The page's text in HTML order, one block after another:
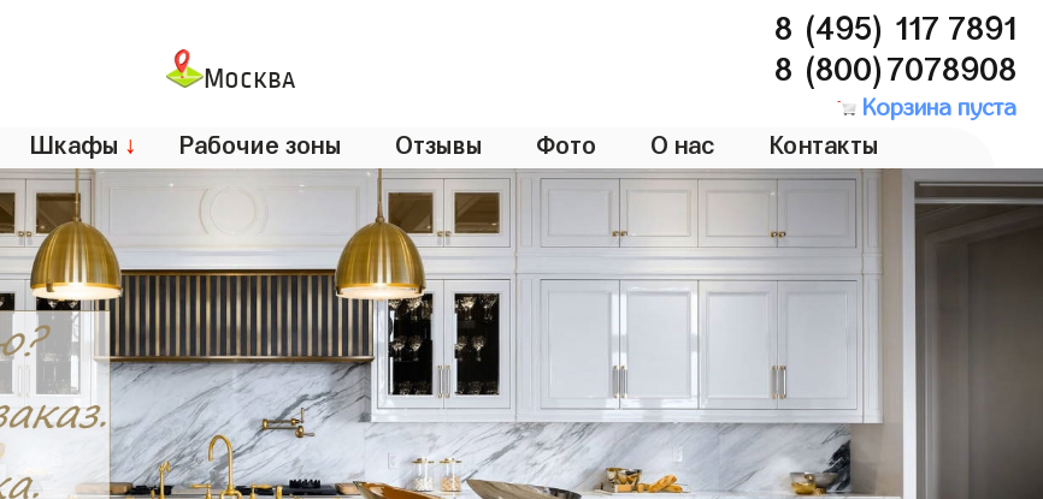
Москва
8 (495) 117 7891
8 (800)7078908
Корзина пуста
Шкафы ↓ Рабочие зоны Отзывы Фото О нас Контакты